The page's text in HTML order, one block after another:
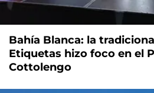
Bahía Blanca: la
Etiquetas hizo foco en el
Cottolengo